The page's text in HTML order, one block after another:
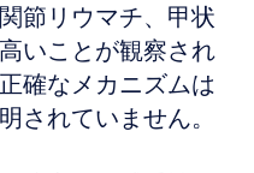
節リウマチ、甲状
いことが観察され
確なメカニズムは
されていません。